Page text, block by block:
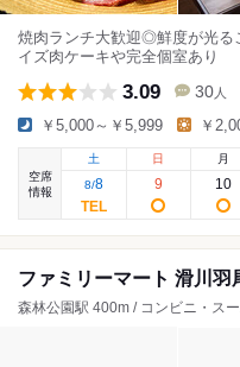
焼肉ランチ大歓迎◎鮮度が光る
イズ肉ケーキや完全個室あり
3.09 30 人
￥5,000～￥5,999 ￥
空席
情報
土
8/8
日
9
月
10
ファミリーマート 滑川羽
森林公園駅 400m / コンビニ・ス